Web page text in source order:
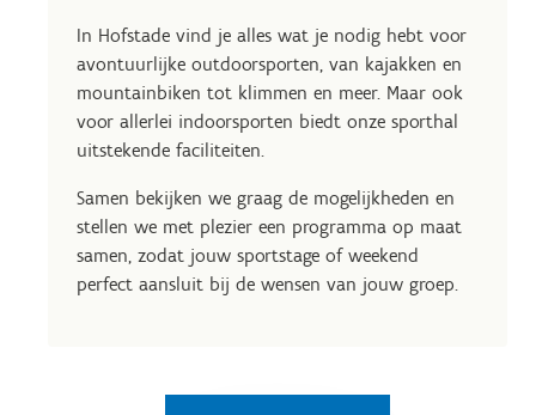
In Hofstade vind je alles wat je nodig hebt voor
avontuurlijke outdoorsporten, van kajakken en
mountainbiken tot klimmen en meer. Maar ook
voor allerlei indoorsporten biedt onze sporthal
uitstekende faciliteiten.
Samen bekijken we graag de mogelijkheden en
stellen we met plezier een programma op maat
samen, zodat jouw sportstage of weekend
perfect aansluit bij de wensen van jouw groep.